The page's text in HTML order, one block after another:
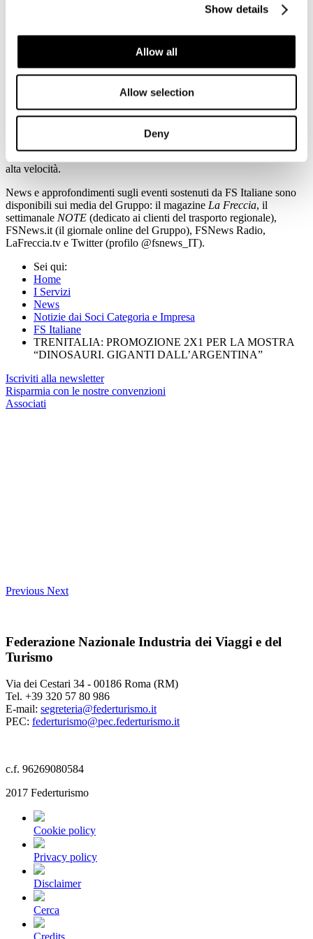
Show details
Allow all
Allow selection
Deny
massimo di tre giorni rispetto a quella scelta per visitare
conferma il suo impegno a favore del mondo della cultura al fianco
di grandi istituzioni, come la Biennale di Venezia, la Fondazione
Esposizioni e la Fondazione Brescia Musei.
Una vocazione naturale per un’azienda radicata da oltre un secolo
nel tessuto civile ed economico del Paese, che conta oggi circa
70mila dipendenti e trasporta ogni anno 600 milioni di passeggeri su
alta velocità.
News e approfondimenti sugli eventi sostenuti da FS Italiane sono
disponibili sui media del Gruppo: il magazine La Freccia, il
settimanale NOTE (dedicato ai clienti del trasporto regionale),
FSNews.it (il giornale online del Gruppo), FSNews Radio,
LaFreccia.tv e Twitter (profilo @fsnews_IT).
Sei qui:
Home
I Servizi
News
Notizie dai Soci Categoria e Impresa
FS Italiane
TRENITALIA: PROMOZIONE 2X1 PER LA MOSTRA
“DINOSAURI. GIGANTI DALL’ARGENTINA”
Iscriviti alla newsletter
Risparmia con le nostre convenzioni
Associati
Previous Next
Federazione Nazionale Industria dei Viaggi e del
Turismo
Via dei Cestari 34 - 00186 Roma (RM)
Tel. +39 320 57 80 986
E-mail: segreteria@federturismo.it
PEC: federturismo@pec.federturismo.it
c.f. 96269080584
2017 Federturismo
Cookie policy
Privacy policy
Disclaimer
Cerca